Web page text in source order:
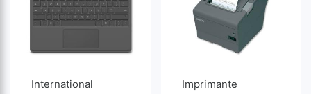
International
Imprimante